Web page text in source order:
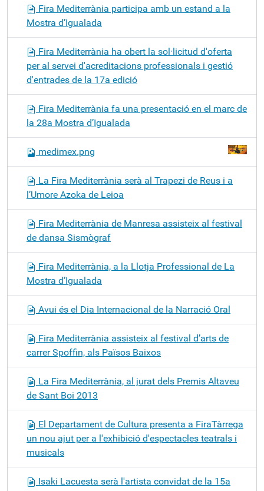
Fira Mediterrània participa amb un estand a la
Mostra d’Igualada
Fira Mediterrània ha obert la sol·licitud d'oferta
per al servei d'acreditacions professionals i gestió
d'entrades de la 17a edició
Fira Mediterrània fa una presentació en el marc de
la 28a Mostra d’Igualada
medimex.png
La Fira Mediterrània serà al Trapezi de Reus i a
l’Umore Azoka de Leioa
Fira Mediterrània de Manresa assisteix al festival
de dansa Sismògraf
Fira Mediterrània, a la Llotja Professional de La
Mostra d’Igualada
Avui és el Dia Internacional de la Narració Oral
Fira Mediterrània assisteix al festival d’arts de
carrer Spoffin, als Països Baixos
La Fira Mediterrània, al jurat dels Premis Altaveu
de Sant Boi 2013
El Departament de Cultura presenta a FiraTàrrega
un nou ajut per a l'exhibició d'espectacles teatrals i
musicals
Isaki Lacuesta serà l'artista convidat de la 15a